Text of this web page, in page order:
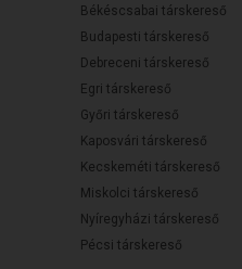
Békéscsabai társkereső
Budapesti társkereső
Debreceni társkereső
Egri társkereső
Győri társkereső
Kaposvári társkereső
Kecskeméti társkereső
Miskolci társkereső
Nyíregyházi társkereső
Pécsi társkereső